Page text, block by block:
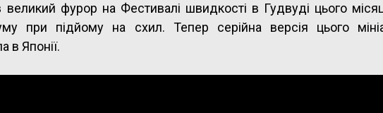
фурор на Фестивалі швидкості в Гудвуді цього
при підйому на схил. Тепер серійна версія цього
в Японії.